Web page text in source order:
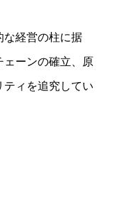
な経営の柱に据
ェーンの確立、原
ィを追究してい